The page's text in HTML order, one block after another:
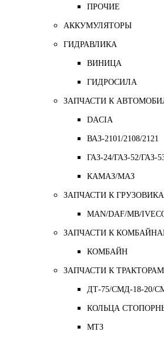
ПРОЧИЕ
АККУМУЛЯТОРЫ
ГИДРАВЛИКА
ВИНИЦА
ГИДРОСИЛА
ЗАПЧАСТИ К
DACIA
ВАЗ-2101/2108/2121
ГАЗ-24/ГАЗ-52/ГАЗ-
КАМАЗ/МАЗ
ЗАПЧАСТИ К
MAN/DAF/MB/
ЗАПЧАСТИ К
КОМБАЙН
ЗАПЧАСТИ К ТРАКТОРАМ
ДТ-75/СМД-18-20/
КОЛЬЦА
МТЗ